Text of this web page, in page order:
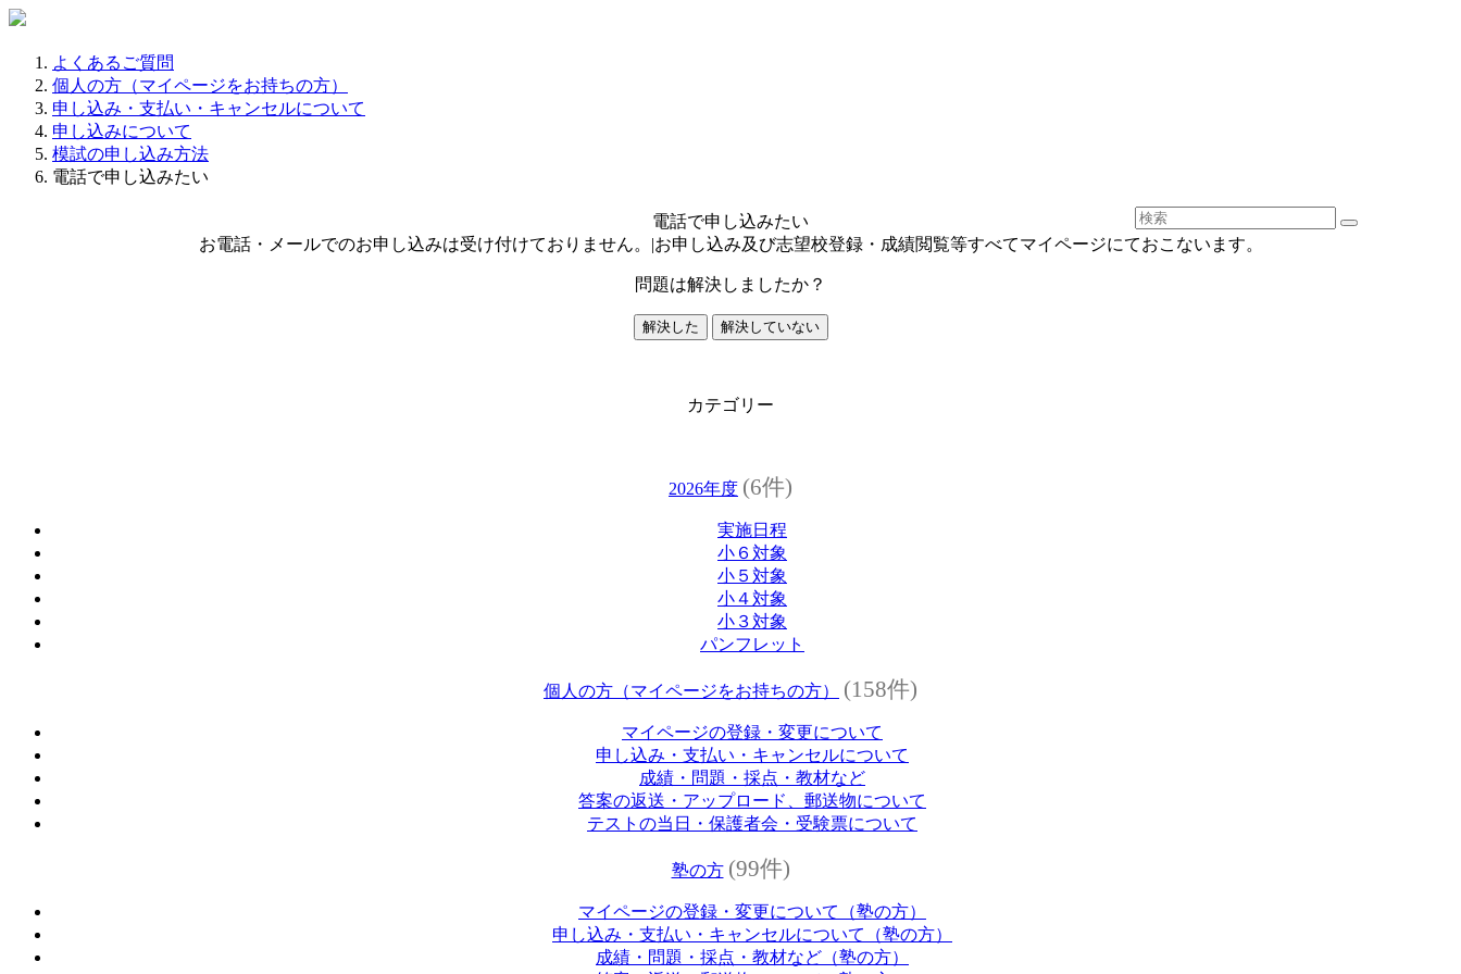
よくあるご質問
個人の方（マイページをお持ちの方）
申し込み・支払い・キャンセルについて
申し込みについて
模試の申し込み方法
電話で申し込みたい
電話で申し込みたい
お電話・メールでのお申し込みは受け付けておりません。|お申し込み及び志望校登録・成績閲覧等すべてマイページにておこないます。
問題は解決しましたか？
解決した 解決していない
カテゴリー
2026年度 (6件)
実施日程
小６対象
小５対象
小４対象
小３対象
パンフレット
個人の方（マイページをお持ちの方） (158件)
マイページの登録・変更について
申し込み・支払い・キャンセルについて
成績・問題・採点・教材など
答案の返送・アップロード、郵送物について
テストの当日・保護者会・受験票について
塾の方 (99件)
マイページの登録・変更について（塾の方）
申し込み・支払い・キャンセルについて（塾の方）
成績・問題・採点・教材など（塾の方）